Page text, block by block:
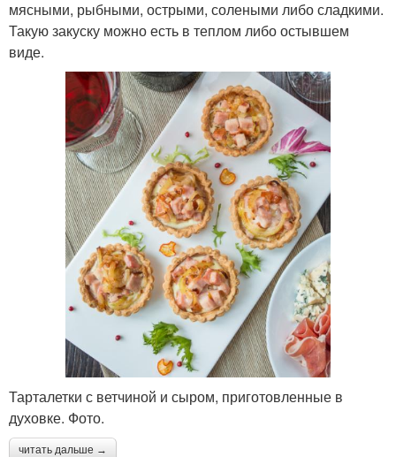
мясными, рыбными, острыми, солеными либо сладкими.
Такую закуску можно есть в теплом либо остывшем
виде.
Тарталетки с ветчиной и сыром, приготовленные в
духовке. Фото.
читать дальше →